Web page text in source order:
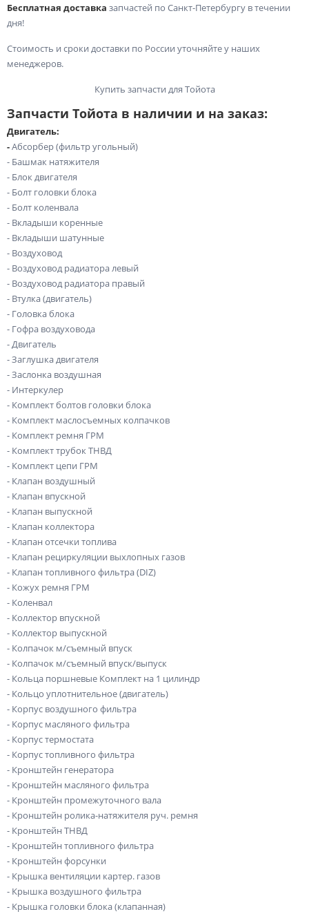
Бесплатная доставка запчастей по Санкт-Петербургу в течении
дня!
Стоимость и сроки доставки по России уточняйте у наших
менеджеров.
Купить запчасти для Тойота
Запчасти Тойота в наличии и на заказ:
Двигатель:
-Абсорбер (фильтр угольный)
- Башмак натяжителя
- Блок двигателя
- Болт головки блока
- Болт коленвала
- Вкладыши коренные
- Вкладыши шатунные
- Воздуховод
- Воздуховод радиатора левый
- Воздуховод радиатора правый
- Втулка (двигатель)
- Головка блока
- Гофра воздуховода
- Двигатель
- Заглушка двигателя
- Заслонка воздушная
- Интеркулер
- Комплект болтов головки блока
- Комплект маслосъемных колпачков
- Комплект ремня ГРМ
- Комплект трубок ТНВД
- Комплект цепи ГРМ
- Клапан воздушный
- Клапан впускной
- Клапан выпускной
- Клапан коллектора
- Клапан отсечки топлива
- Клапан рециркуляции выхлопных газов
- Клапан топливного фильтра (DIZ)
- Кожух ремня ГРМ
- Коленвал
- Коллектор впускной
- Коллектор выпускной
- Колпачок м/съемный впуск
- Колпачок м/съемный впуск/выпуск
- Кольца поршневые Комплект на 1 цилиндр
- Кольцо уплотнительное (двигатель)
- Корпус воздушного фильтра
- Корпус масляного фильтра
- Корпус термостата
- Корпус топливного фильтра
- Кронштейн генератора
- Кронштейн масляного фильтра
- Кронштейн промежуточного вала
- Кронштейн ролика-натяжителя руч. ремня
- Кронштейн ТНВД
- Кронштейн топливного фильтра
- Кронштейн форсунки
- Крышка вентиляции картер. газов
- Крышка воздушного фильтра
- Крышка головки блока (клапанная)